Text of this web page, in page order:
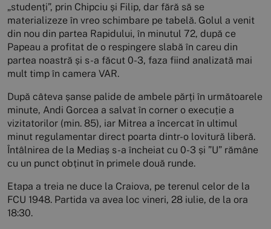
„studenți”, prin Chipciu și Filip, dar fără să se
materializeze în vreo schimbare pe tabelă. Golul a venit
din nou din partea Rapidului, în minutul 72, după ce
Papeau a profitat de o respingere slabă în careu din
partea noastră și s-a făcut 0-3, faza fiind analizată mai
mult timp în camera VAR.
După câteva șanse palide de ambele părți în următoarele
minute, Andi Gorcea a salvat în corner o execuție a
vizitatorilor (min. 85), iar Mitrea a încercat în ultimul
minut regulamentar direct poarta dintr-o lovitură liberă.
Întâlnirea de la Mediaș s-a încheiat cu 0-3 și ”U” rămâne
cu un punct obținut în primele două runde.
Etapa a treia ne duce la Craiova, pe terenul celor de la
FCU 1948. Partida va avea loc vineri, 28 iulie, de la ora
18:30.